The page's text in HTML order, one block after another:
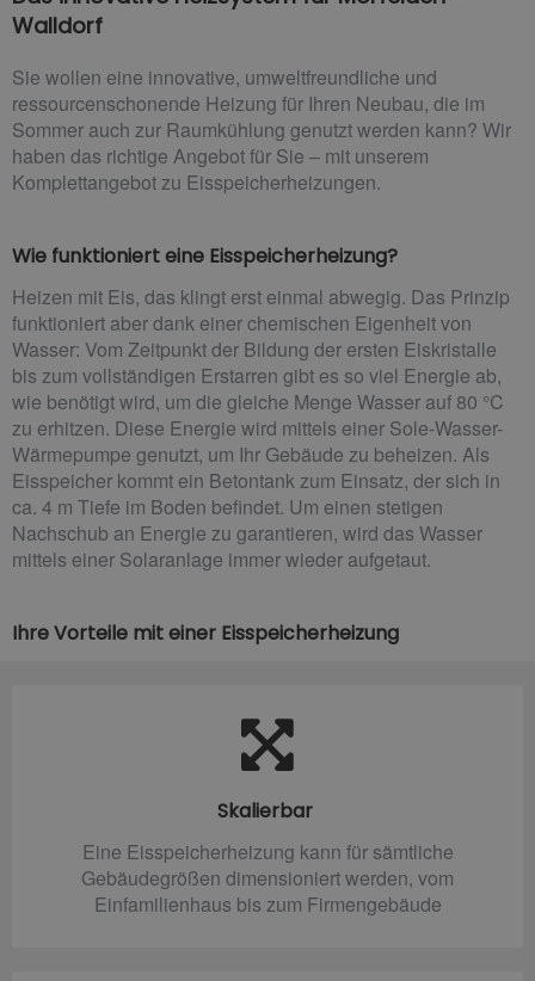
Walldorf
Sie wollen eine innovative, umweltfreundliche und
ressourcenschonende Heizung für Ihren Neubau, die im
Sommer auch zur Raumkühlung genutzt werden kann? Wir
haben das richtige Angebot für Sie – mit unserem
Komplettangebot zu Eisspeicherheizungen.
Wie funktioniert eine Eisspeicherheizung?
Heizen mit Eis, das klingt erst einmal abwegig. Das Prinzip
funktioniert aber dank einer chemischen Eigenheit von
Wasser: Vom Zeitpunkt der Bildung der ersten Eiskristalle
bis zum vollständigen Erstarren gibt es so viel Energie ab,
wie benötigt wird, um die gleiche Menge Wasser auf 80 °C
zu erhitzen. Diese Energie wird mittels einer Sole-Wasser-
Wärmepumpe genutzt, um Ihr Gebäude zu beheizen. Als
Eisspeicher kommt ein Betontank zum Einsatz, der sich in
ca. 4 m Tiefe im Boden befindet. Um einen stetigen
Nachschub an Energie zu garantieren, wird das Wasser
mittels einer Solaranlage immer wieder aufgetaut.
Ihre Vorteile mit einer Eisspeicherheizung
Skalierbar
Eine Eisspeicherheizung kann für sämtliche
Gebäudegrößen dimensioniert werden, vom
Einfamilienhaus bis zum Firmengebäude